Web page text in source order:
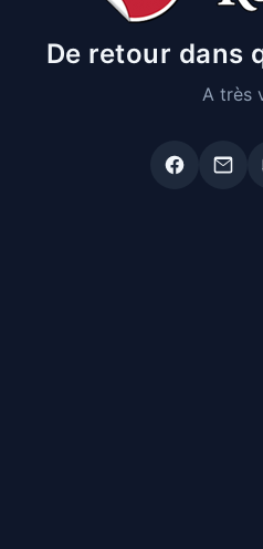
De retour dans
A très